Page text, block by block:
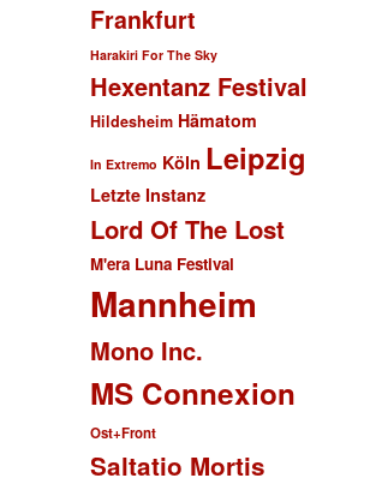
Frankfurt
Harakiri For The Sky
Hexentanz Festival
Hildesheim Hämatom
In Extremo Köln Leipzig
Letzte Instanz
Lord Of The Lost
M'era Luna Festival
Mannheim
Mono Inc.
MS Connexion
Ost+Front
Saltatio Mortis